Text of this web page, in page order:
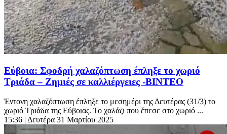
Εύβοια: Σφοδρή χαλαζόπτωση έπληξε το χωριό
Τριάδα – Ζημιές σε καλλιέργειες -ΒΙΝΤΕΟ
Έντονη χαλαζόπτωση έπληξε το μεσημέρι της Δευτέρας (31/3) το
χωριό Τριάδα της Εύβοιας. Το χαλάζι που έπεσε στο χωριό ...
15:36 | Δευτέρα 31 Μαρτίου 2025